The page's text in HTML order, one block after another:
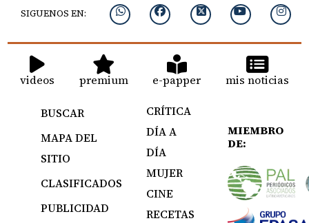
SIGUENOS EN:
videos premium e-papper mis noticias
BUSCAR
MAPA DEL
SITIO
CLASIFICADOS
PUBLICIDAD
CRÍTICA
DÍA A
DÍA
MUJER
CINE
RECETAS
MIEMBRO
DE: